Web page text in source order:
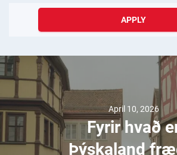
APPLY
April 10, 2026
Fyrir hvað
Þýskaland